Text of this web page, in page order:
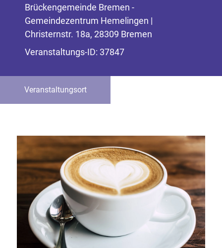
Brückengemeinde Bremen -
Gemeindezentrum Hemelingen |
Christernstr. 18a, 28309 Bremen
Veranstaltungs-ID: 37847
Veranstaltungsort